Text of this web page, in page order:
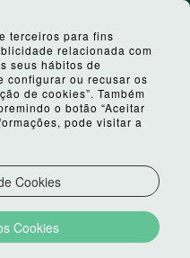
terceiros para fins
relacionada com
seus hábitos de
configurar ou recusar os
de cookies”. Também
o botão “Aceitar
pode visitar a
Cookies
Cookies